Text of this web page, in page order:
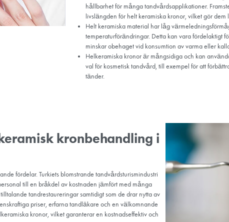
och storlek för att ge ett naturligt utseende.
den tillfälliga kronan och kontrollerar passformen och utseendet
justeringar har gjorts cementerar tandläkaren kronan på
om korrekt munhygien, inklusive tandborstning och användning
rekommenderas för att säkerställa att kronan förblir i gott